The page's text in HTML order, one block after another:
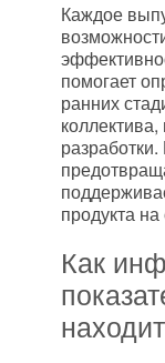
Каждое
помогает
ранних
продукта
Как